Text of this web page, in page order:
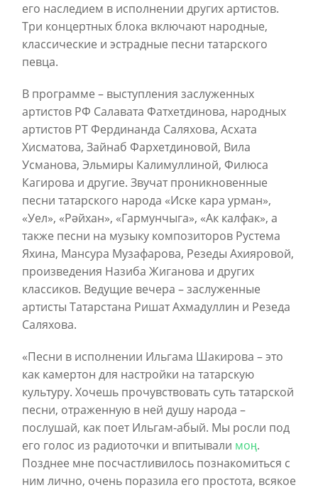
его наследием в исполнении других артистов.
Три концертных блока включают народные,
классические и эстрадные песни татарского
певца.
В программе – выступления заслуженных
артистов РФ Салавата Фатхетдинова, народных
артистов РТ Фердинанда Саляхова, Асхата
Хисматова, Зайнаб Фархетдиновой, Вила
Усманова, Эльмиры Калимуллиной, Филюса
Кагирова и другие. Звучат проникновенные
песни татарского народа «Иске кара урман»,
«Уел», «Рәйхан», «Гармунчыга», «Ак калфак», а
также песни на музыку композиторов Рустема
Яхина, Мансура Музафарова, Резеды Ахияровой,
произведения Назиба Жиганова и других
классиков. Ведущие вечера – заслуженные
артисты Татарстана Ришат Ахмадуллин и Резеда
Саляхова.
«Песни в исполнении Ильгама Шакирова – это
как камертон для настройки на татарскую
культуру. Хочешь прочувствовать суть татарской
песни, отраженную в ней душу народа –
послушай, как поет Ильгам-абый. Мы росли под
его голос из радиоточки и впитывали моң.
Позднее мне посчастливилось познакомиться с
ним лично, очень поразила его простота, всякое